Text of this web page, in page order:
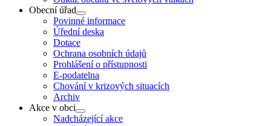
Obecní úřad
Show
sub
menu
Povinné informace
Úřední deska
Dotace
Ochrana osobních údajů
Prohlášení o přístupnosti
E-podatelna
Chování v krizových situacích
Archiv
Akce v obci
Show
sub
Nadcházející akce